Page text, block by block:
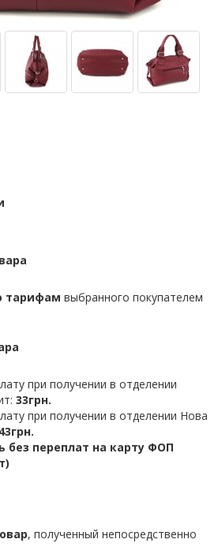
тарифам выбранного покупателем
при получении в отделении
33грн.
при получении в отделении Нова
43грн.
без переплат на карту ФОП
, полученный непосредственно